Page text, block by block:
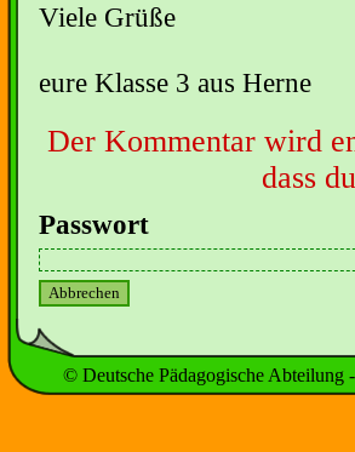
Viele Grüße
eure Klasse 3 aus Herne
Der Kommentar wird
dass
Passwort
© Deutsche Pädagogische Abteilung